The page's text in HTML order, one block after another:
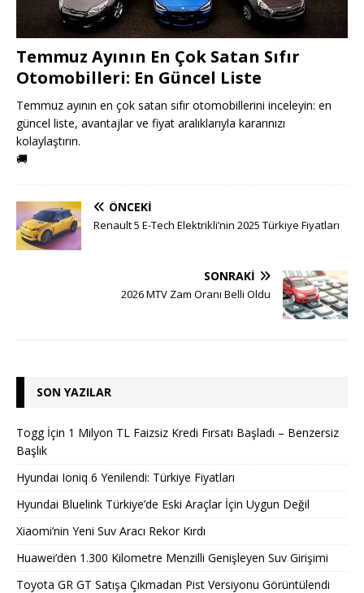
Temmuz Ayının En Çok Satan Sıfır
Otomobilleri: En Güncel Liste
Temmuz ayının en çok satan sıfır otomobillerini inceleyin: en
güncel liste, avantajlar ve fiyat aralıklarıyla kararınızı
kolaylaştırın.
🚚
ÖNCEKI
Renault 5 E-Tech Elektrikli’nin 2025 Türkiye Fiyatları
SONRAKI
2026 MTV Zam Oranı Belli Oldu
SON YAZILAR
Togg İçin 1 Milyon TL Faizsiz Kredi Fırsatı Başladı – Benzersiz
Başlık
Hyundai Ioniq 6 Yenilendi: Türkiye Fiyatları
Hyundai Bluelink Türkiye’de Eski Araçlar İçin Uygun Değil
Xiaomi’nin Yeni Suv Aracı Rekor Kırdı
Huawei’den 1.300 Kilometre Menzilli Genişleyen Suv Girişimi
Toyota GR GT Satışa Çıkmadan Pist Versiyonu Görüntülendi